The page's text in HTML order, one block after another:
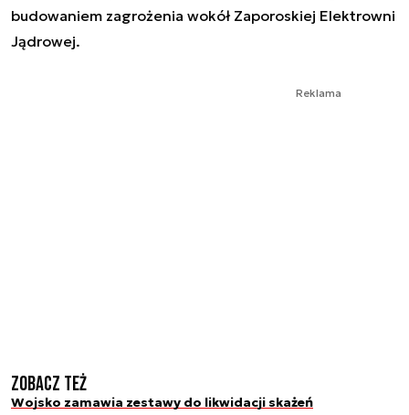
budowaniem zagrożenia wokół Zaporoskiej Elektrowni
Jądrowej.
Reklama
Zobacz też
Wojsko zamawia zestawy do likwidacji skażeń